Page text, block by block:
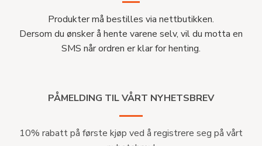
Produkter må bestilles via nettbutikken.
Dersom du ønsker å hente varene selv, vil du motta en
SMS når ordren er klar for henting.
PÅMELDING TIL VÅRT NYHETSBREV
10% rabatt på første kjøp ved å registrere seg på vårt